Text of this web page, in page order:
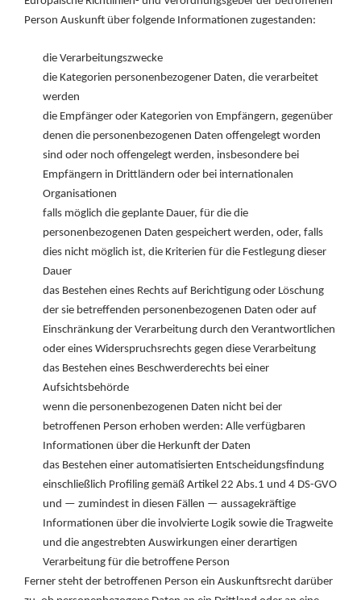
Person Auskunft über folgende Informationen zugestanden:
die Verarbeitungszwecke
die Kategorien personenbezogener Daten, die verarbeitet
werden
die Empfänger oder Kategorien von Empfängern, gegenüber
denen die personenbezogenen Daten offengelegt worden
sind oder noch offengelegt werden, insbesondere bei
Empfängern in Drittländern oder bei internationalen
Organisationen
falls möglich die geplante Dauer, für die die
personenbezogenen Daten gespeichert werden, oder, falls
dies nicht möglich ist, die Kriterien für die Festlegung dieser
Dauer
das Bestehen eines Rechts auf Berichtigung oder Löschung
der sie betreffenden personenbezogenen Daten oder auf
Einschränkung der Verarbeitung durch den Verantwortlichen
oder eines Widerspruchsrechts gegen diese Verarbeitung
das Bestehen eines Beschwerderechts bei einer
Aufsichtsbehörde
wenn die personenbezogenen Daten nicht bei der
betroffenen Person erhoben werden: Alle verfügbaren
Informationen über die Herkunft der Daten
das Bestehen einer automatisierten Entscheidungsfindung
einschließlich Profiling gemäß Artikel 22 Abs.1 und 4 DS-GVO
und — zumindest in diesen Fällen — aussagekräftige
Informationen über die involvierte Logik sowie die Tragweite
und die angestrebten Auswirkungen einer derartigen
Verarbeitung für die betroffene Person
Ferner steht der betroffenen Person ein Auskunftsrecht darüber